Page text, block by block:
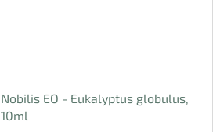
Nobilis EO - Eukalyptus globulus,
10ml